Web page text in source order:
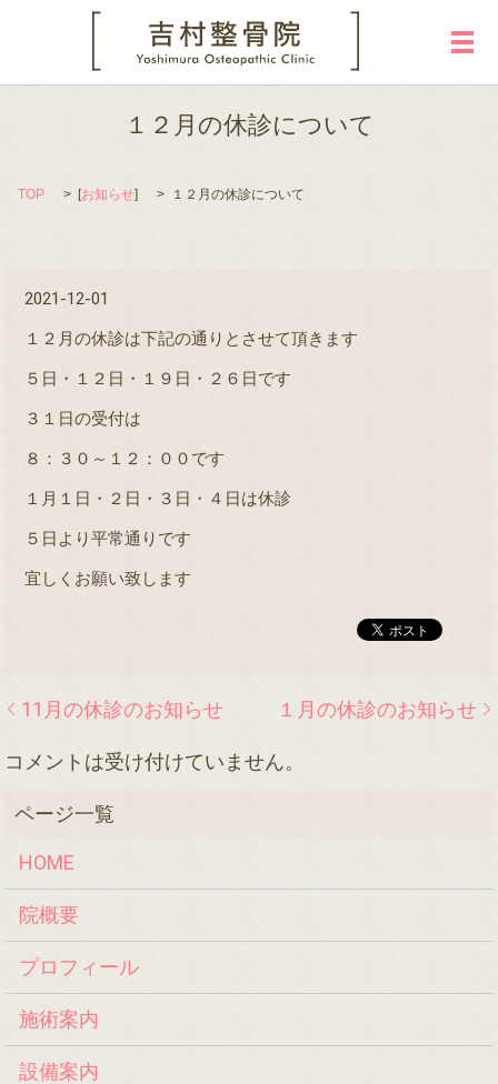
メ
１２月の休診について
TOP [お知らせ] １２月の休診について
2021-12-01
１２月の休診は下記の通りとさせて頂きます
５日・１２日・１９日・２６日です
３１日の受付は
８：３０～１２：００です
１月１日・２日・３日・４日は休診
５日より平常通りです
宜しくお願い致します
11月の休診のお知らせ １月の休診のお知らせ
コメントは受け付けていません。
HOME
院概要
プロフィール
施術案内
設備案内